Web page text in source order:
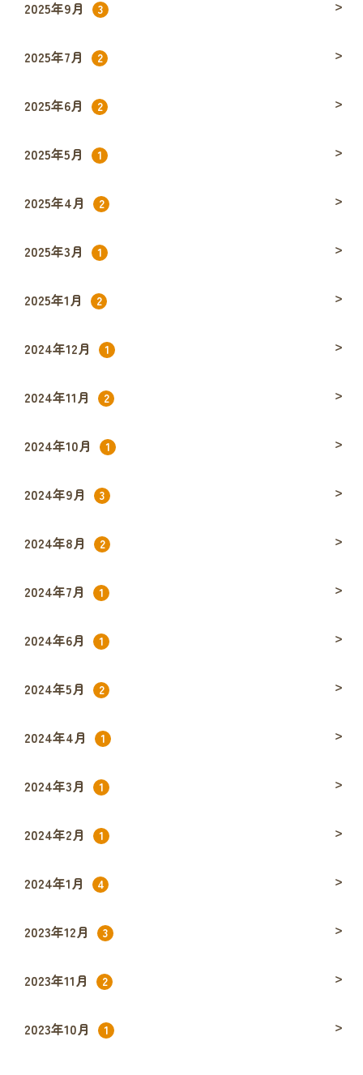
2025年9月 3
2025年7月 2
2025年6月 2
2025年5月 1
2025年4月 2
2025年3月 1
2025年1月 2
2024年12月 1
2024年11月 2
2024年10月 1
2024年9月 3
2024年8月 2
2024年7月 1
2024年6月 1
2024年5月 2
2024年4月 1
2024年3月 1
2024年2月 1
2024年1月 4
2023年12月 3
2023年11月 2
2023年10月 1